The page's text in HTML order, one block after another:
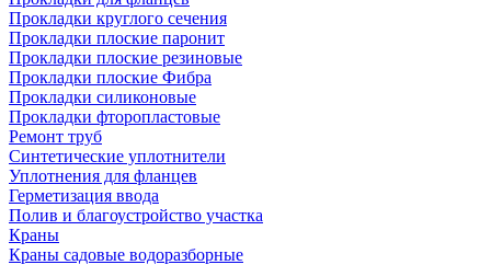
Прокладки круглого сечения
Прокладки плоские паронит
Прокладки плоские резиновые
Прокладки плоские Фибра
Прокладки силиконовые
Прокладки фторопластовые
Ремонт труб
Синтетические уплотнители
Уплотнения для фланцев
Герметизация ввода
Полив и благоустройство участка
Краны
Краны садовые водоразборные